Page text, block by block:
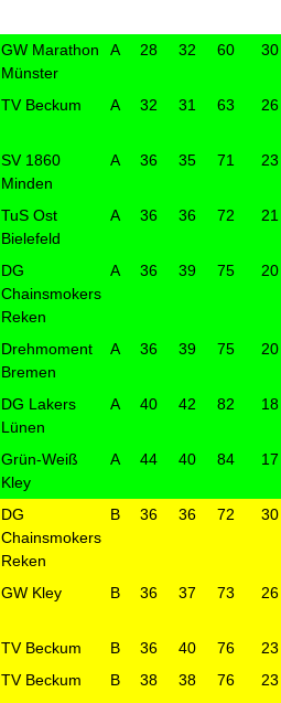
GW Marathon
Münster
A 28 32 60 30
TV Beckum A 32 31 63 26
SV 1860
Minden
A 36 35 71 23
TuS Ost
Bielefeld
A 36 36 72 21
DG
Chainsmokers
Reken
A 36 39 75 20
Drehmoment
Bremen
A 36 39 75 20
DG Lakers
Lünen
A 40 42 82 18
Grün-Weiß
Kley
A 44 40 84 17
DG
Chainsmokers
Reken
B 36 36 72 30
GW Kley B 36 37 73 26
TV Beckum B 36 40 76
23
TV Beckum B 38 38 76
23